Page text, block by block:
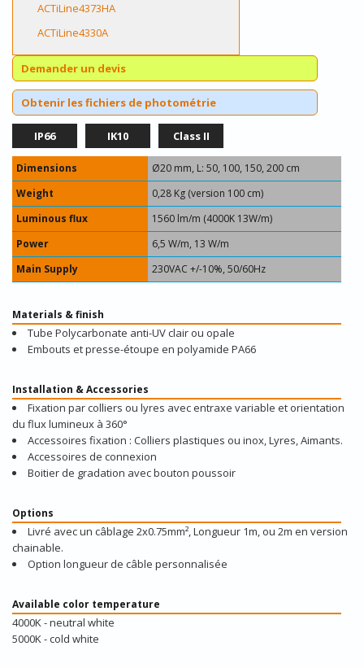
ACTiLine4373HA
ACTiLine4330A
Demander un devis
Obtenir les fichiers de photométrie
IP66 IK10 Class II
Dimensions
Ø20 mm, L: 50, 100, 150, 200 cm
Weight
0,28 Kg (version 100 cm)
Luminous flux
1560 lm/m (4000K 13W/m)
Power
6,5 W/m, 13 W/m
Main Supply
230VAC +/-10%, 50/60Hz
Materials & finish
Tube Polycarbonate anti-UV clair ou opale
Embouts et presse-étoupe en polyamide PA66
Installation & Accessories
Fixation par colliers ou lyres avec entraxe variable et orientation
du flux lumineux à 360°
Accessoires fixation : Colliers plastiques ou inox, Lyres, Aimants.
Accessoires de connexion
Boitier de gradation avec bouton poussoir
Options
Livré avec un câblage 2x0.75mm², Longueur 1m, ou 2m en version
chainable.
Option longueur de câble personnalisée
Available color temperature
4000K - neutral white
5000K - cold white